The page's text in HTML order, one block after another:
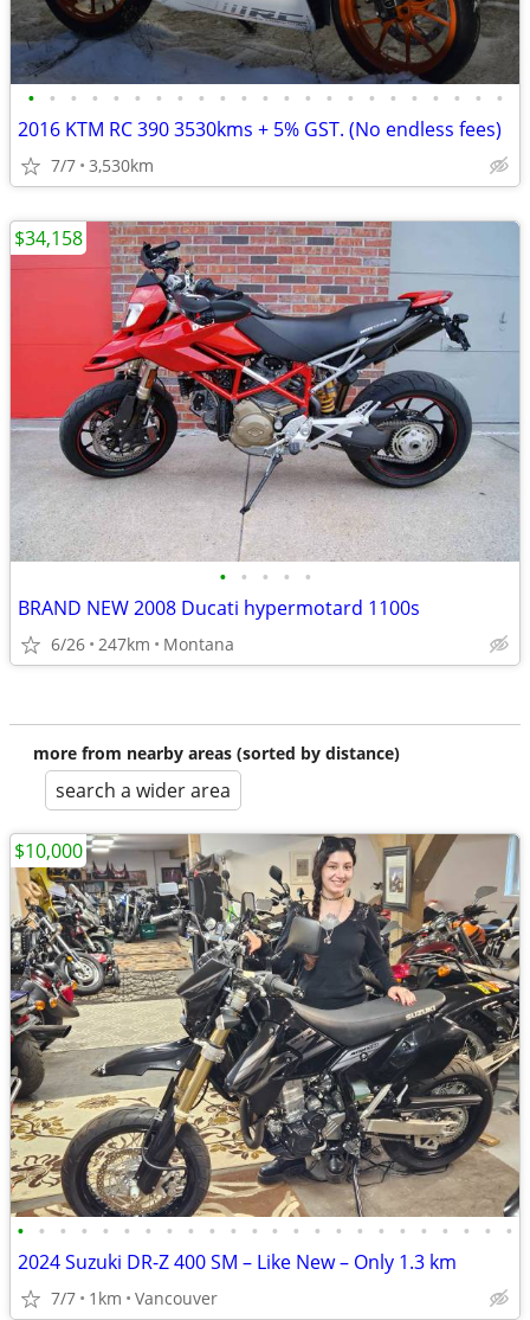
• • • • • • • • • • • • • • • • • • • • • • •
2016 KTM RC 390 3530kms + 5% GST. (No endless fees)
7/7 3,530km
• • • • •
BRAND NEW 2008 Ducati hypermotard 1100s
6/26 247km Montana
$34,158
more from nearby areas (sorted by distance)
search a wider area
• • • • • • • • • • • • • • • • • • • • • • • •
2024 Suzuki DR-Z 400 SM – Like New – Only 1.3 km
7/7 1km Vancouver
$10,000